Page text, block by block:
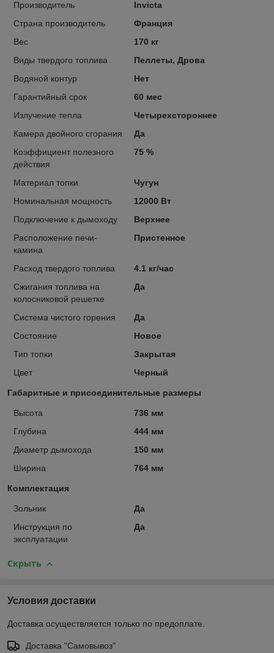
Производитель
Invicta
Страна производитель
Франция
Вес
170 кг
Виды твердого топлива
Пеллеты, Дрова
Водяной контур
Нет
Гарантийный срок
60 мес
Излучение тепла
Четырехстороннее
Камера двойного сгорания
Да
Коэффициент полезного
действия
75 %
Материал топки
Чугун
Номинальная мощность
12000 Вт
Подключение к дымоходу
Верхнее
Расположение печи-
камина
Пристенное
Расход твердого топлива
4.1 кг/час
Сжигания топлива на
колосниковой решетке
Да
Система чистого горения
Да
Состояние
Новое
Тип топки
Закрытая
Цвет
Черный
Габаритные и присоединительные размеры
Высота
736 мм
Глубина
444 мм
Диаметр дымохода
150 мм
Ширина
764 мм
Комплектация
Зольник
Да
Инструкция по
эксплуатации
Да
Скрыть
Условия доставки
Доставка осуществляется только по предоплате.
Доставка "Самовывоз"